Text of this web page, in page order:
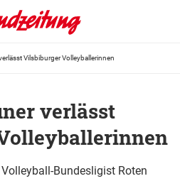
Vilsbiburger Volleyballerinnen
verlässt
Bundesligist Roten